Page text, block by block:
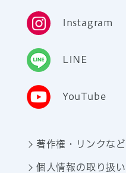
Instagram
LINE
YouTube
著作権・リンクなど
個人情報の取り扱い